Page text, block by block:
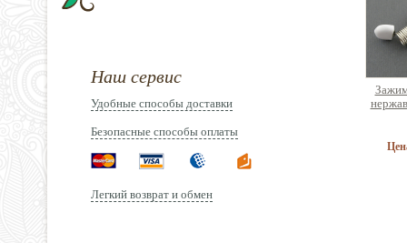
Наш сервис
Удобные способы доставки
Безопасные способы оплаты
Легкий возврат и обмен